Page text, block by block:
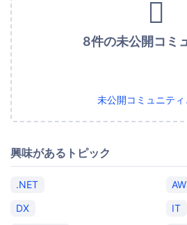
8件の未公開コミ
未公開コミュニティ
興味があるトピック
.NET
DX
IT